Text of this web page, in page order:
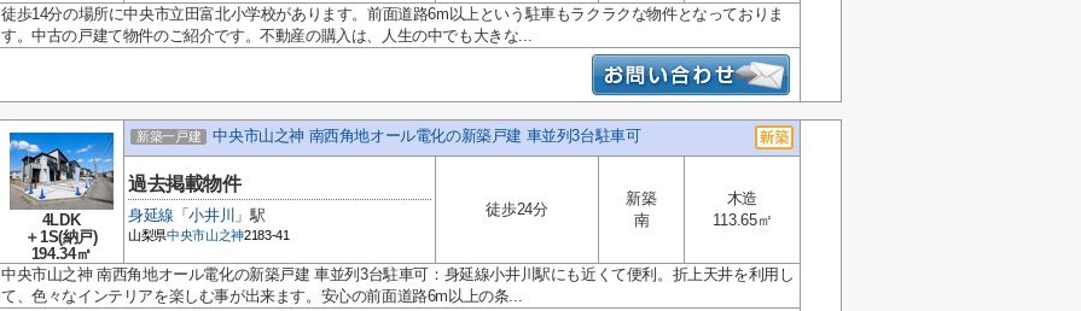
徒歩14分の場所に中央市立田富北小学校があります。前面道路6m以上という駐車もラクラクな物件となっておりま
す。中古の戸建て物件のご紹介です。不動産の購入は、人生の中でも大きな...
4LDK
＋1S(納戸)
194.34㎡
新築一戸建 中央市山之神 南西角地オール電化の新築戸建 車並列3台駐車可
過去掲載物件
身延線 「小井川 」駅
山梨県中央市山之神2183-41
徒歩24分
新築
南
木造
113.65㎡
中央市山之神 南西角地オール電化の新築戸建 車並列3台駐車可：身延線小井川駅にも近くて便利。折上天井を利用し
て、色々なインテリアを楽しむ事が出来ます。安心の前面道路6m以上の条...